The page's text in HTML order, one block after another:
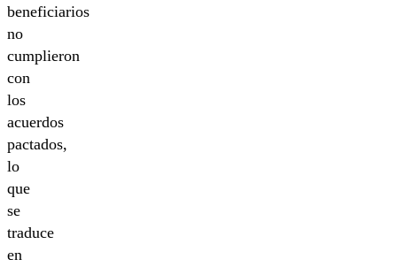
beneficiarios
no
cumplieron
con
los
acuerdos
pactados,
lo
que
se
traduce
en